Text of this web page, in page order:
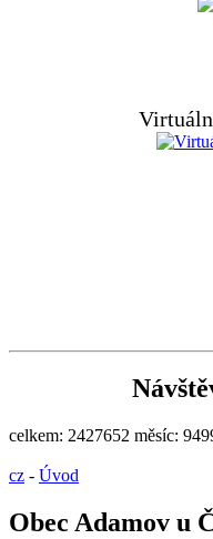
celkem: 2427652 měsíc:
cz - Úvod
Obec Adamov u